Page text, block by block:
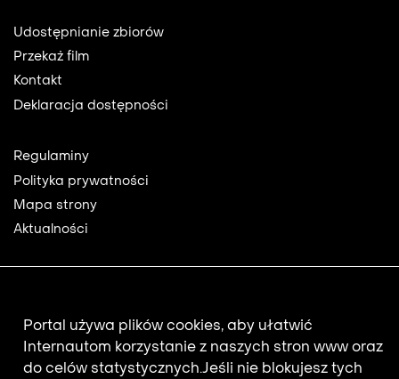
Footer
Udostępnianie zbiorów
Przekaż film
Kontakt
Deklaracja dostępności
Footer
2
Regulaminy
Polityka prywatności
Mapa strony
Aktualności
Adres e-mail subskrybenta.
Otrzymuj nowości z filmotekaslaska.com
Portal używa plików cookies, aby ułatwić
Internautom korzystanie z naszych stron www oraz
do celów statystycznych.Jeśli nie blokujesz tych